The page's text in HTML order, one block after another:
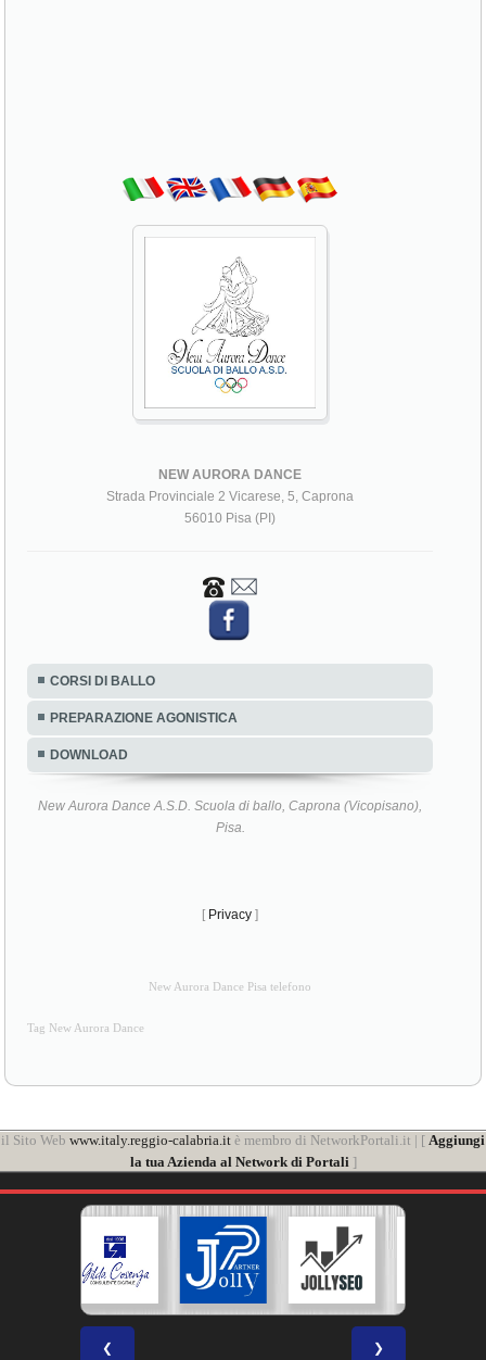
NEW AURORA DANCE
Strada Provinciale 2 Vicarese, 5, Caprona
56010 Pisa (PI)
CORSI DI BALLO
PREPARAZIONE AGONISTICA
DOWNLOAD
New Aurora Dance A.S.D. Scuola di ballo, Caprona (Vicopisano),
Pisa.
[ Privacy ]
New Aurora Dance Pisa telefono
Tag New Aurora Dance
il Sito Web www.italy.reggio-calabria.it è membro di NetworkPortali.it | [ Aggiungi
la tua Azienda al Network di Portali]
❮ ❯